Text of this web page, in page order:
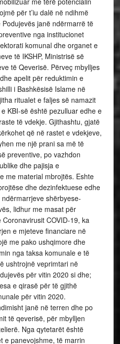
për t’iu dalë në ndihmë
janë ndërmarrë të
nga institucionet
komunal dhe organet e
të IKSHP, Ministrisë së
të Qeverisë. Përveç mbylljes
apelit për reduktimin e
i Bashkësisë Islame në
ritualet e faljes së namazit
KBI-së është pezulluar edhe e
të vdekje. Gjithashtu, gjatë
që në rastet e vdekjeve,
me një prani sa më të
preventive, po vazhdon
dhe pajisja e
me material mbrojtës. Eshte
dhe dezinfektuese edhe
shërbyese-
lidhur me masat për
COVID-19, ka
e mjeteve financiare në
me pako ushqimore dhe
nga taksa komunale e të
ushtrojnë veprimtari në
për vitin 2020 si dhe;
e qirasë për të gjithë
për vitin 2020.
janë në terren dhe po
të qeverisë, për mbylljen
Nga qytetarët është
e panevojshme, të marrin